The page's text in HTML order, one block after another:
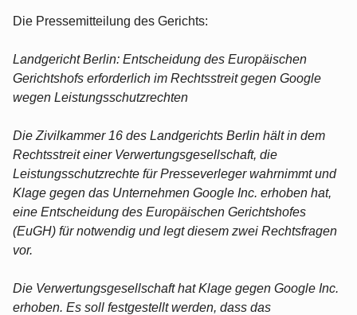
Die Pressemitteilung des Gerichts:
Landgericht Berlin: Entscheidung des Europäischen
Gerichtshofs erforderlich im Rechtsstreit gegen Google
wegen Leistungsschutzrechten
Die Zivilkammer 16 des Landgerichts Berlin hält in dem
Rechtsstreit einer Verwertungsgesellschaft, die
Leistungsschutzrechte für Presseverleger wahrnimmt und
Klage gegen das Unternehmen Google Inc. erhoben hat,
eine Entscheidung des Europäischen Gerichtshofes
(EuGH) für notwendig und legt diesem zwei Rechtsfragen
vor.
Die Verwertungsgesellschaft hat Klage gegen Google Inc.
erhoben. Es soll festgestellt werden, dass das